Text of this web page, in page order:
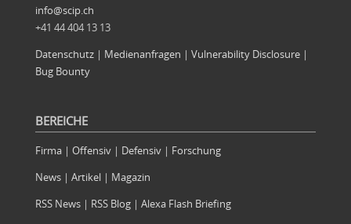
info@scip.ch
+41 44 404 13 13
Datenschutz| Medienanfragen | Vulnerability Disclosure|
Bug Bounty
BEREICHE
Firma| Offensiv| Defensiv| Forschung
News| Artikel| Magazin
RSS News| RSS Blog| Alexa Flash Briefing